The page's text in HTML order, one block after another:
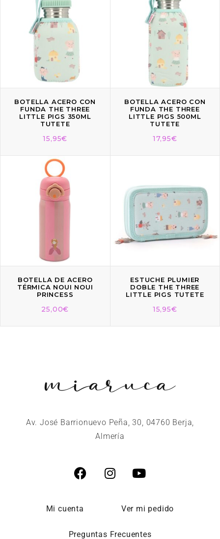
BOTELLA ACERO CON
FUNDA THE THREE
LITTLE PIGS 350ML
TUTETE
15,95€
BOTELLA ACERO CON
FUNDA THE THREE
LITTLE PIGS 500ML
TUTETE
17,95€
BOTELLA DE ACERO
TÉRMICA NOUI NOUI
PRINCESS
25,00€
ESTUCHE PLUMIER
DOBLE THE THREE
LITTLE PIGS TUTETE
15,95€
Av. José Barrionuevo Peña, 30, 04760 Berja,
Almería
Mi cuenta Ver mi pedido
Preguntas Frecuentes